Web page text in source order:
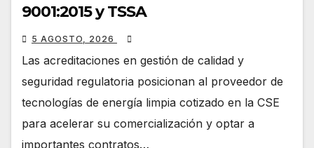
9001:2015 y TSSA
5 AGOSTO, 2026
Las acreditaciones en gestión de calidad y
seguridad regulatoria posicionan al proveedor de
tecnologías de energía limpia cotizado en la CSE
para acelerar su comercialización y optar a
importantes contratos…